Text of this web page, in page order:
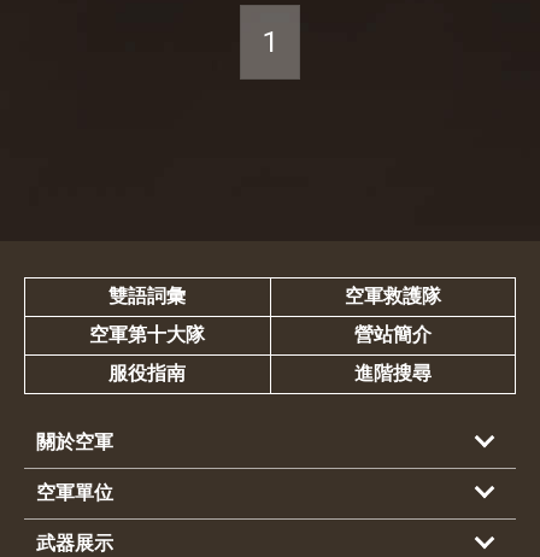
1
雙語詞彙
空軍救護隊
空軍第十大隊
營站簡介
服役指南
進階搜尋
關於空軍
空軍單位
武器展示